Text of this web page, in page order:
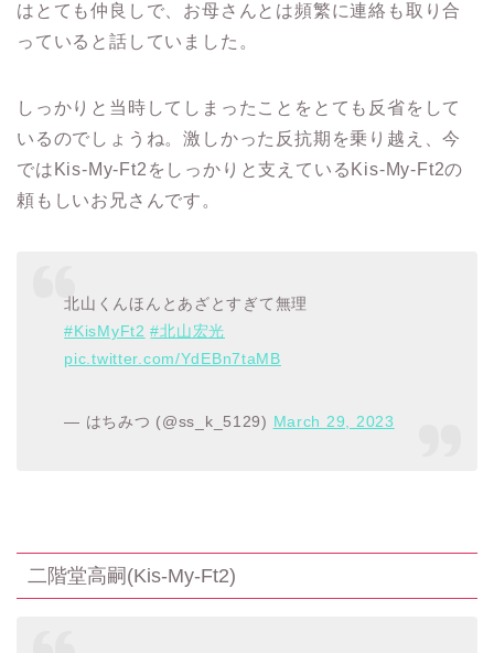
はとても仲良しで、お母さんとは頻繁に連絡も取り合
っていると話していました。
しっかりと当時してしまったことをとても反省をして
いるのでしょうね。激しかった反抗期を乗り越え、今
では Kis-My-Ft2 をしっかりと支えている Kis-My-Ft2の
頼もしいお兄さんです。
北山くんほんとあざとすぎて無理
#KisMyFt2 #北山宏光
pic.twitter.com/YdEBn7taMB
— はちみつ (@ss_k_5129) March 29, 2023
二階堂高嗣(Kis-My-Ft2)